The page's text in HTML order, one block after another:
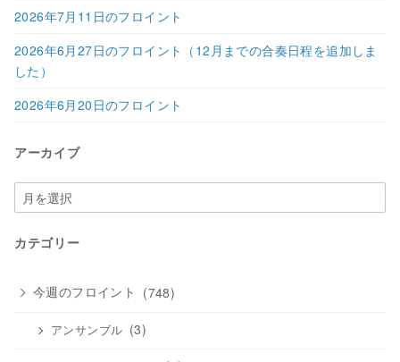
2026年7月11日のフロイント
2026年6月27日のフロイント（12月までの合奏日程を追加しま
した）
2026年6月20日のフロイント
アーカイブ
ア
ー
イ
カテゴリー
今週のフロイント (748)
アンサンブル (3)